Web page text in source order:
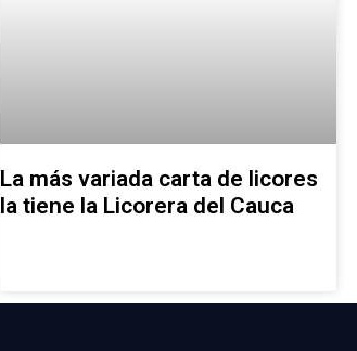
La más variada carta de licores
la tiene la Licorera del Cauca